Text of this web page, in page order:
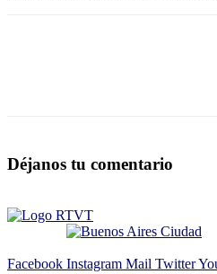
Déjanos tu comentario
Facebook Instagram Mail Twitter